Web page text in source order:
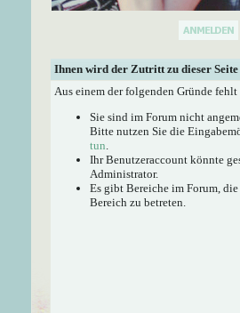
Ihnen wird der Zutritt zu dieser
Aus einem der folgenden Gründe
Sie sind im Forum nicht
Bitte nutzen Sie die
tun.
Ihr Benutzeraccount könnte
Administrator.
Es gibt Bereiche im Forum,
Bereich zu betreten.